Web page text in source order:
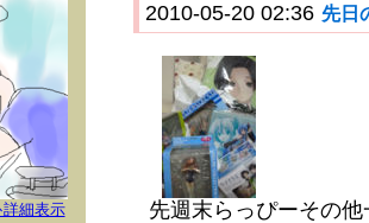
2010-05-20 02:36 先日
先週末らっぴーその